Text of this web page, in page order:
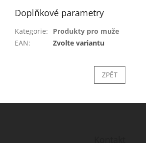
Doplňkové parametry
Kategorie:
Produkty pro muže
EAN: Zvolte variantu
ZPĚT